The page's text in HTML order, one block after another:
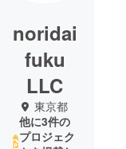
noridai
fuku
LLC
東京都
他に3件の
プロジェク